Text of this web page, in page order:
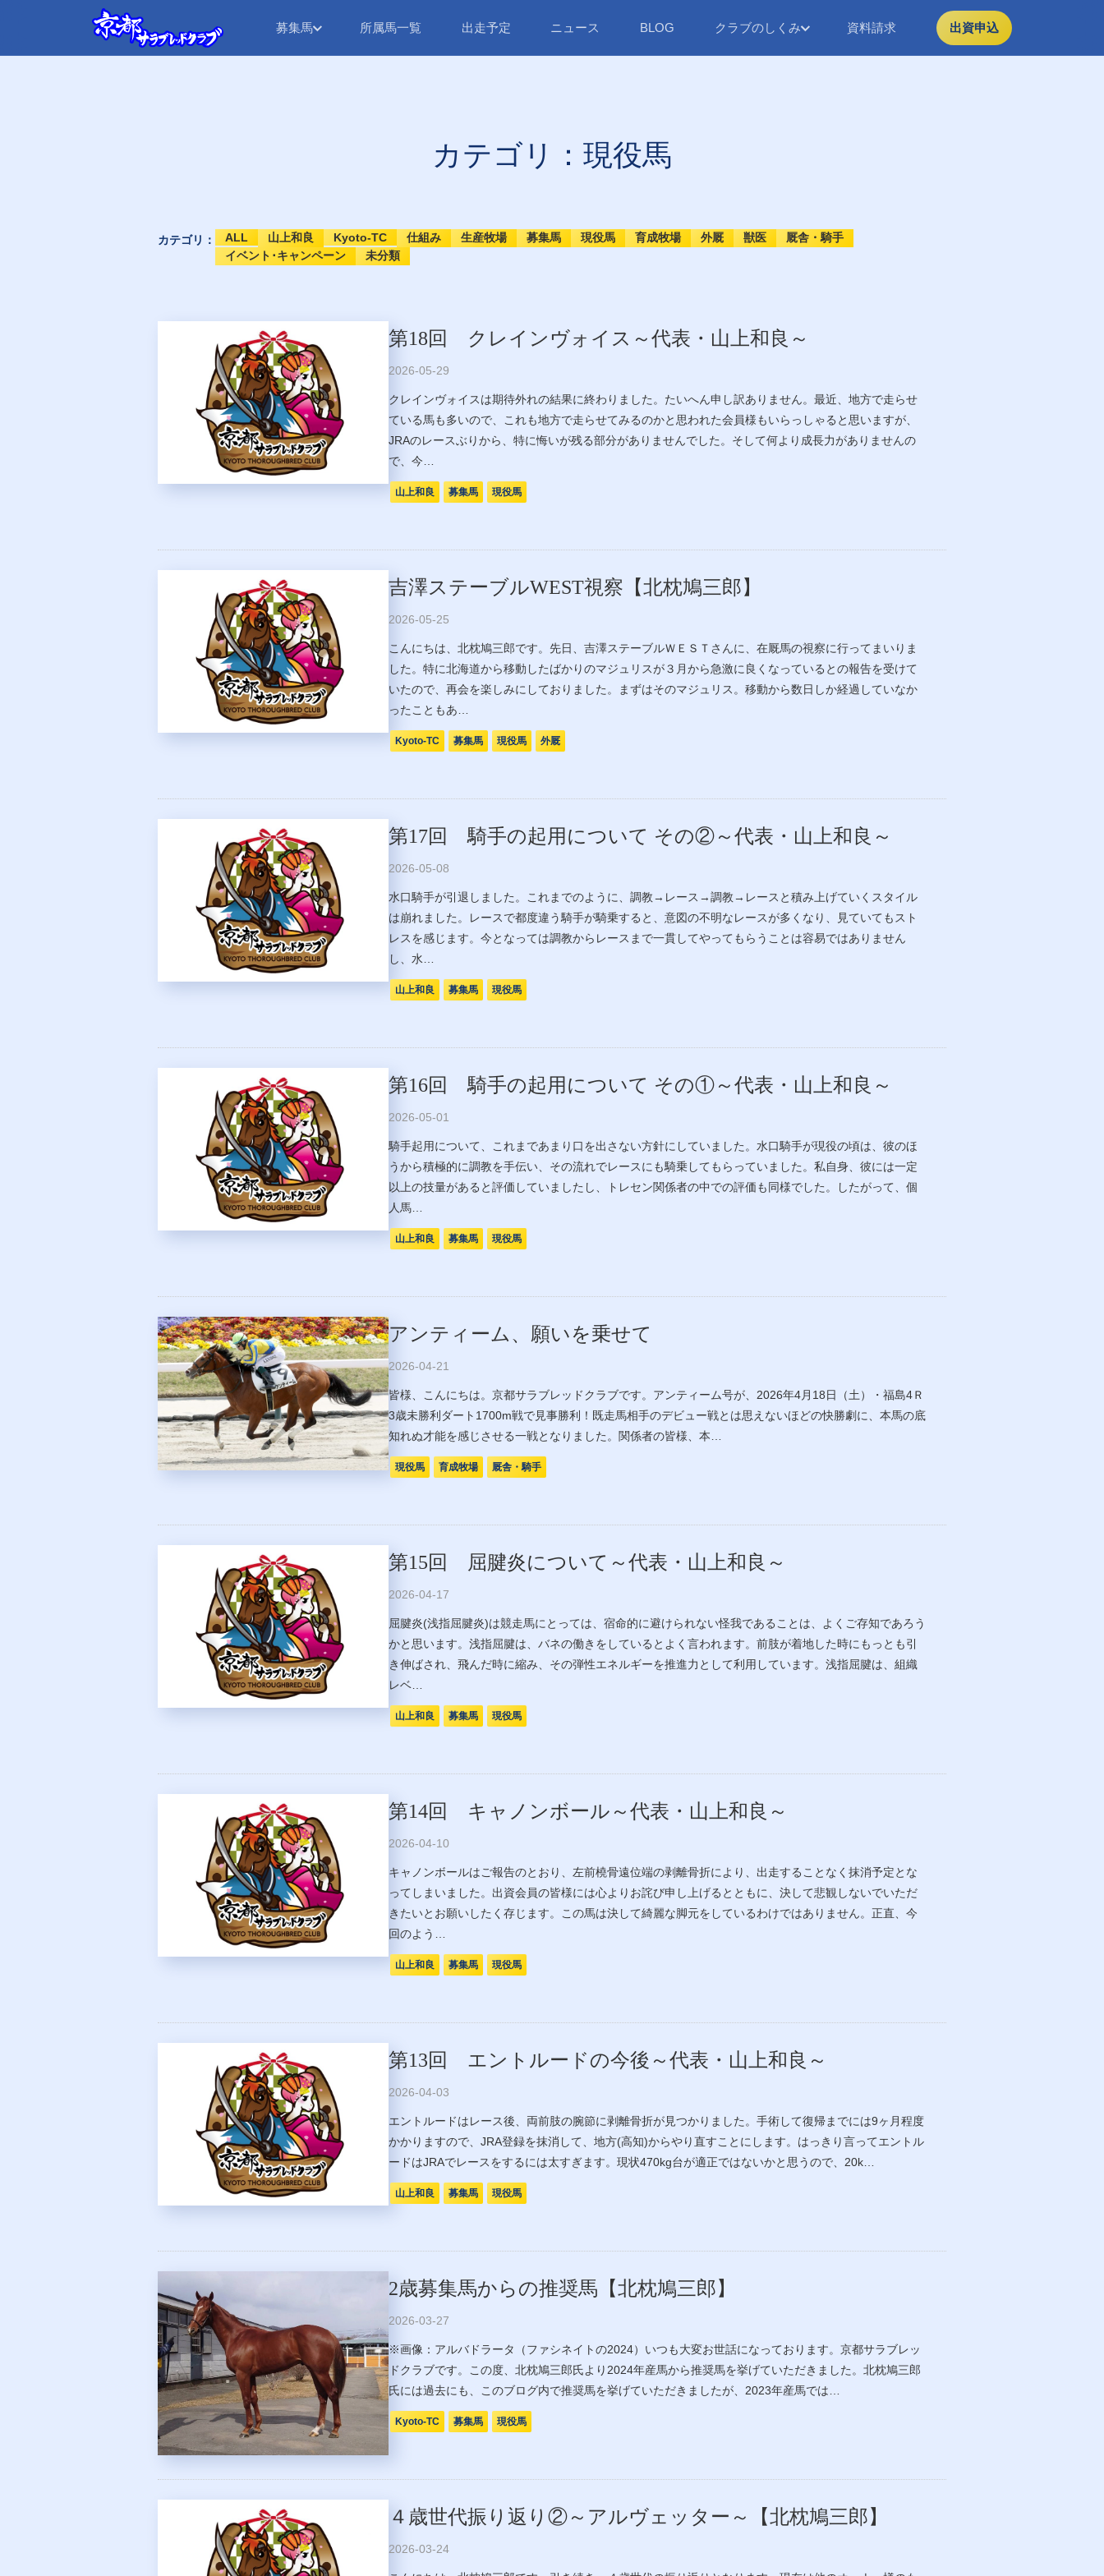
募集馬 所属馬一覧 出走予定 ニュース BLOG クラブのしくみ 資料請求 出資申込
カテゴリ：現役馬
カテゴリ： ALL 山上和良 Kyoto-TC 仕組み 生産牧場 募集馬 現役馬 育成牧場 外厩 獣医
厩舎・騎手
イベント･キャンペーン
未分類
第18回 クレインヴォイス～代表・山上和良～
2026-05-29
クレインヴォイスは期待外れの結果に終わりました。たいへん申し訳ありません。最近、地方で走らせ
ている馬も多いので、これも地方で走らせてみるのかと思われた会員様もいらっしゃると思いますが、
JRAのレースぶりから、特に悔いが残る部分がありませんでした。そして何より成長力がありませんの
で、今…
山上和良 募集馬 現役馬
吉澤ステーブルWEST視察【北枕鳩三郎】
2026-05-25
こんにちは、北枕鳩三郎です。先日、吉澤ステーブルＷＥＳＴさんに、在厩馬の視察に行ってまいりま
した。特に北海道から移動したばかりのマジュリスが３月から急激に良くなっているとの報告を受けて
いたので、再会を楽しみにしておりました。まずはそのマジュリス。移動から数日しか経過していなか
ったこともあ…
Kyoto-TC 募集馬 現役馬 外厩
第17回 騎手の起用について その②～代表・山上和良～
2026-05-08
水口騎手が引退しました。これまでのように、調教→レース→調教→レースと積み上げていくスタイル
は崩れました。レースで都度違う騎手が騎乗すると、意図の不明なレースが多くなり、見ていてもスト
レスを感じます。今となっては調教からレースまで一貫してやってもらうことは容易ではありません
し、水…
山上和良 募集馬 現役馬
第16回 騎手の起用について その①～代表・山上和良～
2026-05-01
騎手起用について、これまであまり口を出さない方針にしていました。水口騎手が現役の頃は、彼のほ
うから積極的に調教を手伝い、その流れでレースにも騎乗してもらっていました。私自身、彼には一定
以上の技量があると評価していましたし、トレセン関係者の中での評価も同様でした。したがって、個
人馬…
山上和良 募集馬 現役馬
アンティーム、願いを乗せて
2026-04-21
皆様、こんにちは。京都サラブレッドクラブです。アンティーム号が、2026年4月18日（土）・福島4Ｒ
3歳未勝利ダート1700m戦で見事勝利！既走馬相手のデビュー戦とは思えないほどの快勝劇に、本馬の底
知れぬ才能を感じさせる一戦となりました。関係者の皆様、本…
現役馬 育成牧場 厩舎・騎手
第15回 屈腱炎について～代表・山上和良～
2026-04-17
屈腱炎(浅指屈腱炎)は競走馬にとっては、宿命的に避けられない怪我であることは、よくご存知であろう
かと思います。浅指屈腱は、バネの働きをしているとよく言われます。前肢が着地した時にもっとも引
き伸ばされ、飛んだ時に縮み、その弾性エネルギーを推進力として利用しています。浅指屈腱は、組織
レベ…
山上和良 募集馬 現役馬
第14回 キャノンボール～代表・山上和良～
2026-04-10
キャノンボールはご報告のとおり、左前橈骨遠位端の剥離骨折により、出走することなく抹消予定とな
ってしまいました。出資会員の皆様には心よりお詫び申し上げるとともに、決して悲観しないでいただ
きたいとお願いしたく存じます。この馬は決して綺麗な脚元をしているわけではありません。正直、今
回のよう…
山上和良 募集馬 現役馬
第13回 エントルードの今後～代表・山上和良～
2026-04-03
エントルードはレース後、両前肢の腕節に剥離骨折が見つかりました。手術して復帰までには9ヶ月程度
かかりますので、JRA登録を抹消して、地方(高知)からやり直すことにします。はっきり言ってエントル
ードはJRAでレースをするには太すぎます。現状470kg台が適正ではないかと思うので、20k…
山上和良 募集馬 現役馬
2歳募集馬からの推奨馬【北枕鳩三郎】
2026-03-27
※画像：アルバドラータ（ファシネイトの2024）いつも大変お世話になっております。京都サラブレッ
ドクラブです。この度、北枕鳩三郎氏より2024年産馬から推奨馬を挙げていただきました。北枕鳩三郎
氏には過去にも、このブログ内で推奨馬を挙げていただきましたが、2023年産馬では…
Kyoto-TC 募集馬 現役馬
４歳世代振り返り②～アルヴェッター～【北枕鳩三郎】
2026-03-24